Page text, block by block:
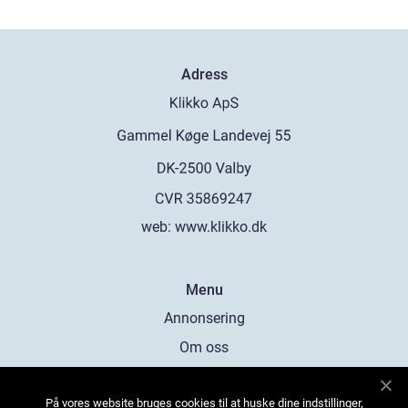
Adress
web: www.klikko.dk
Menu
Annonsering
Om oss
På vores website bruges cookies til at huske dine indstillinger,